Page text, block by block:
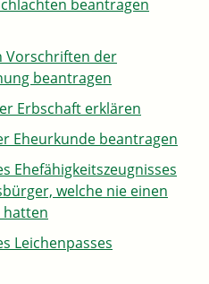
beantragen
Vorschriften der
beantragen
Erbschaft erklären
Eheurkunde beantragen
Ehefähigkeitszeugnisses
welche nie einen
hatten
Leichenpasses